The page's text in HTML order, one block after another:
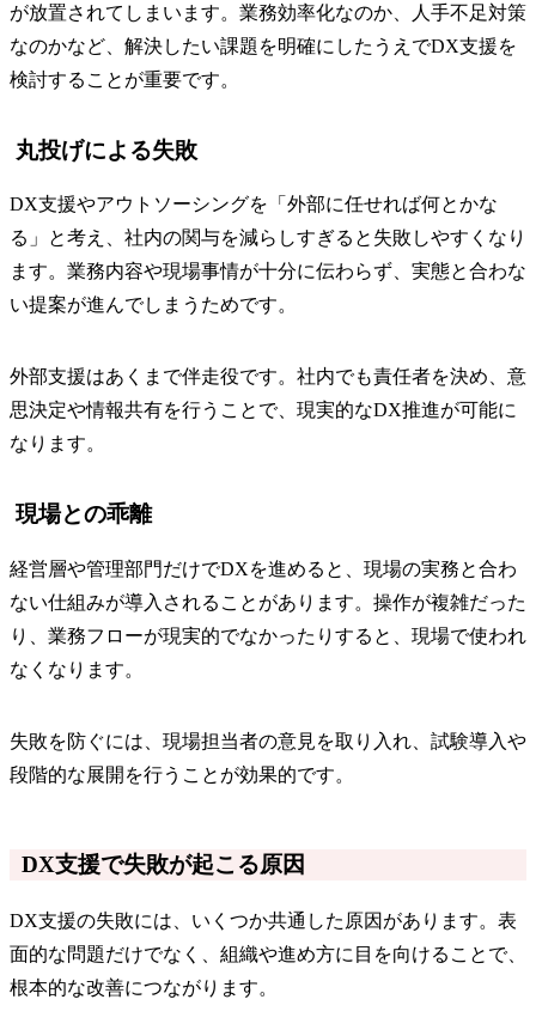
が放置されてしまいます。業務効率化なのか、人手不足対策
なのかなど、解決したい課題を明確にしたうえでDX支援を
検討することが重要です。
丸投げによる失敗
DX支援やアウトソーシングを「外部に任せれば何とかな
る」と考え、社内の関与を減らしすぎると失敗しやすくなり
ます。業務内容や現場事情が十分に伝わらず、実態と合わな
い提案が進んでしまうためです。
外部支援はあくまで伴走役です。社内でも責任者を決め、意
思決定や情報共有を行うことで、現実的なDX推進が可能に
なります。
現場との乖離
経営層や管理部門だけでDXを進めると、現場の実務と合わ
ない仕組みが導入されることがあります。操作が複雑だった
り、業務フローが現実的でなかったりすると、現場で使われ
なくなります。
失敗を防ぐには、現場担当者の意見を取り入れ、試験導入や
段階的な展開を行うことが効果的です。
DX支援で失敗が起こる原因
DX支援の失敗には、いくつか共通した原因があります。表
面的な問題だけでなく、組織や進め方に目を向けることで、
根本的な改善につながります。